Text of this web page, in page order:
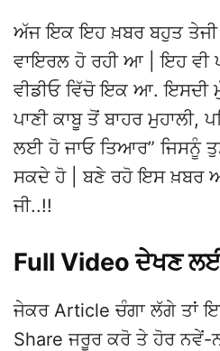
ਅੱਜ ਇਕ ਇਹ ਖ਼ਬਰ ਬਹੁਤ ਤੇਜੀ
ਵਾਇਰਲ ਹੋ ਰਹੀ ਆ | ਇਹ ਵੀ
ਵੀਡੀਓ ਵਿੱਚੋ ਇਕ ਆ. ਇਸਦੀ
ਪਾਣੀ ਕਾਬੂ ਤੋਂ ਬਾਹਰ
ਲਈ ਹੋ ਜਾਓ ਤਿਆਰ” ਜਿਸਨੂੰ
ਸਕਦੇ ਹੋ | ਬਣੇ ਰਹੋ ਇਸ ਖ਼ਬਰ
ਜੀ..!!
Full Video ਦੇਖਣ
ਜੇਕਰ Article ਚੰਗਾ ਲੱਗੇ ਤਾਂ
Share ਜਰੂਰ ਕਰੋ ਤੇ ਹੋਰ ਨਵੇਂ-